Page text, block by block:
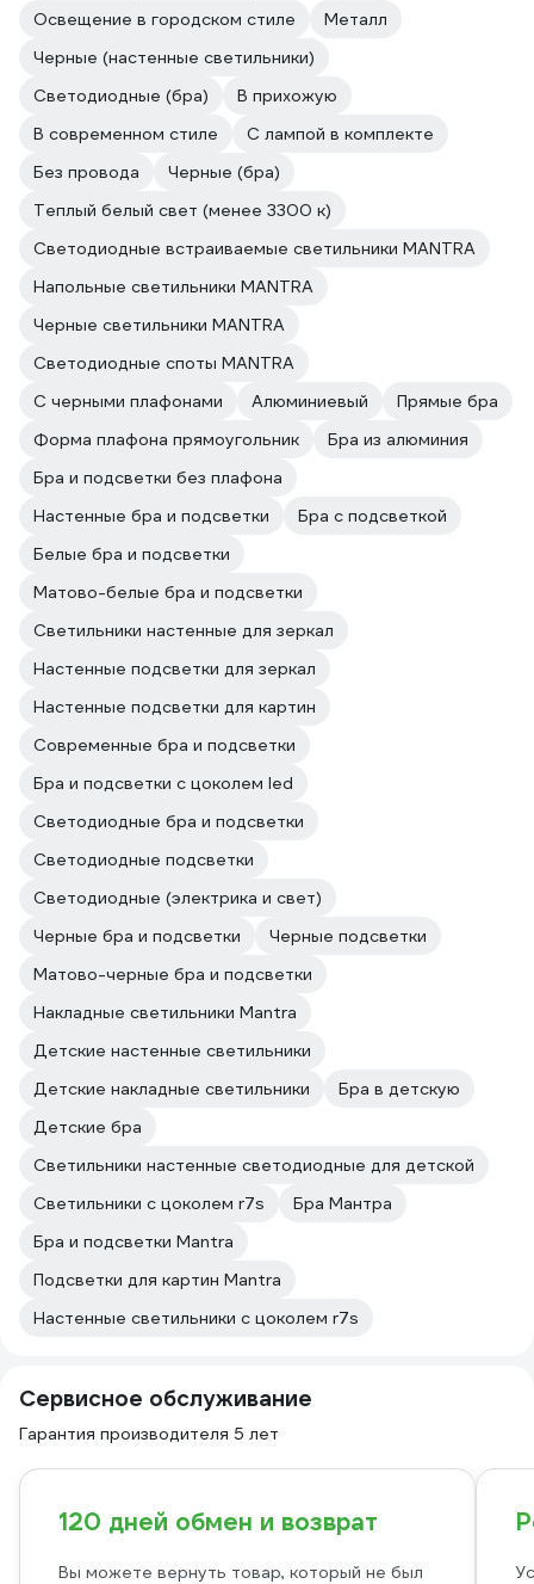
Освещение в городском стиле
Металл
Черные (настенные светильники)
Светодиодные (бра)
В прихожую
В современном стиле
С лампой в комплекте
Без провода
Черные (бра)
Теплый белый свет (менее 3300 к)
Светодиодные встраиваемые светильники MANTRA
Напольные светильники MANTRA
Черные светильники MANTRA
Светодиодные споты MANTRA
С черными плафонами
Алюминиевый
Прямые бра
Форма плафона прямоугольник
Бра из алюминия
Бра и подсветки без плафона
Настенные бра и подсветки
Бра с подсветкой
Белые бра и подсветки
Матово-белые бра и подсветки
Светильники настенные для зеркал
Настенные подсветки для зеркал
Настенные подсветки для картин
Современные бра и подсветки
Бра и подсветки с цоколем led
Светодиодные бра и подсветки
Светодиодные подсветки
Светодиодные (электрика и свет)
Черные бра и подсветки
Черные подсветки
Матово-черные бра и подсветки
Накладные светильники Mantra
Детские настенные светильники
Детские накладные светильники
Бра в детскую
Детские бра
Светильники настенные светодиодные для детской
Светильники с цоколем r7s
Бра Мантра
Бра и подсветки Mantra
Подсветки для картин Mantra
Настенные светильники с цоколем r7s
Сервисное обслуживание
Гарантия производителя 5 лет
120 дней обмен и возврат
Вы можете вернуть товар, который не был